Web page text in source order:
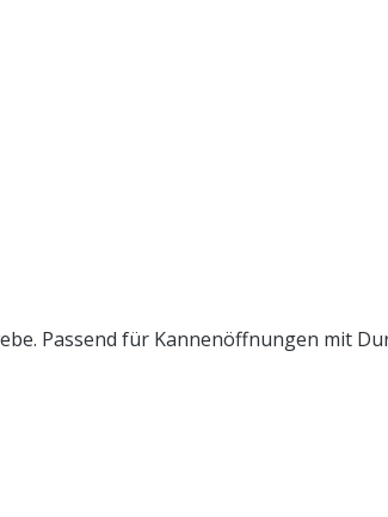
Passend für Kannenöffnungen mit